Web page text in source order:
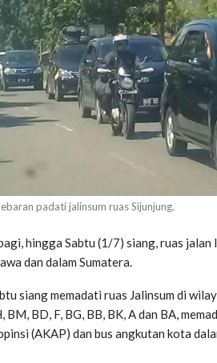
padati jalinsum ruas Sijunjung.
hingga Sabtu (1/7) siang, ruas jalan
dan dalam Sumatera.
siang memadati ruas Jalinsum di
BD, F, BG, BB, BK, A dan BA,
(AKAP) dan bus angkutan kota